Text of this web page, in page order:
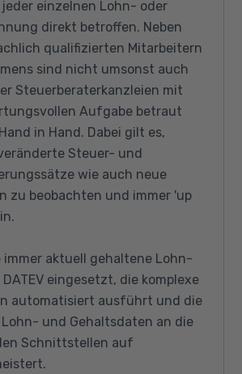
einzelnen Lohn- oder
direkt betroffen. Neben
qualifizierten Mitarbeitern
sind nicht umsonst auch
Steuerberaterkanzleien mit
Aufgabe betraut
in Hand. Dabei gilt es,
Steuer- und
wie auch neue
zu beobachten und immer 'up
immer aktuell gehaltene Lohn-
eingesetzt, die komplexe
automatisiert ausführt und die
Lohn- und Gehaltsdaten an die
Schnittstellen auf